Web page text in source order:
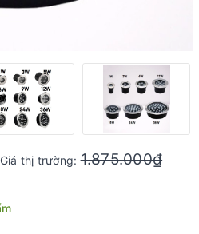
Giá thị trường:1.875.000₫